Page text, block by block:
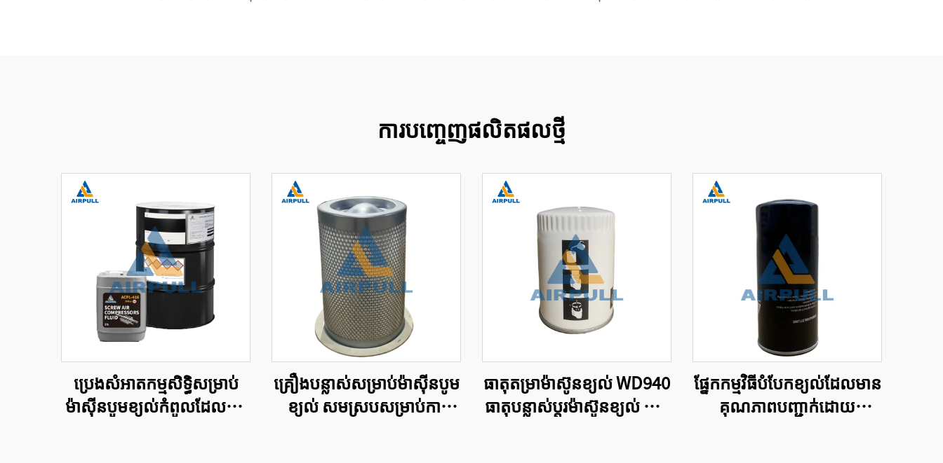
ការបញ្ចេញផលិតផលថ្មី
ប្រេងសំអាត​កម្មសិទ្ធិសម្រាប់
ម៉ាស៊ីនបូមខ្យល់កំពូល​ដែល​ប្រើ
គ្រឿងបន្លាស់សម្រាប់ម៉ាស៊ីនបូម
ខ្យល់ សមស្របសម្រាប់ការ
ធាតុតម្រាម៉ាស៊ូន​ខ្យល់ WD940
ធាតុ​បន្លាស់​ប្ដូរ​ម៉ាស៊ូន​ខ្យល់ ធាតុ​
ផ្នែកកម្មវិធីបំបែកខ្យល់ដែលមាន
គុណភាពបញ្ជាក់ដោយ